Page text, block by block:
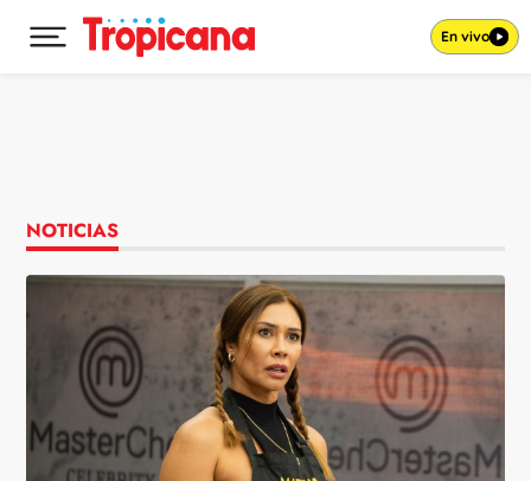
Desplegar menú principal En vivo
NOTICIAS